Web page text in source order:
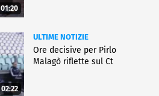
01:20
02:22
ULTIME NOTIZIE
Ore decisive per Pirlo
Malagò riflette sul Ct